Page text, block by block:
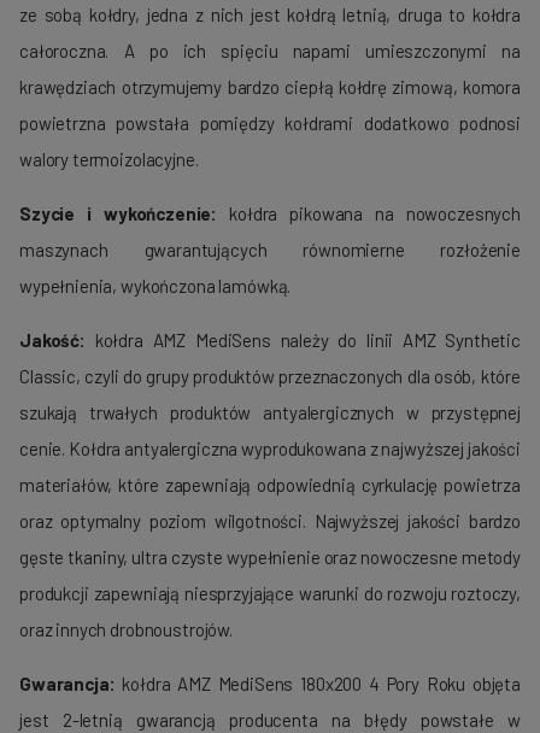
ze sobą kołdry, jedna z nich jest kołdrą letnią, druga to kołdra
całoroczna. A po ich spięciu napami umieszczonymi na
krawędziach otrzymujemy bardzo ciepłą kołdrę zimową, komora
powietrzna powstała pomiędzy kołdrami dodatkowo podnosi
walory termoizolacyjne.
Szycie i wykończenie: kołdra pikowana na nowoczesnych
maszynach gwarantujących równomierne rozłożenie
wypełnienia, wykończona lamówką.
Jakość:
kołdra AMZ MediSens należy do linii AMZ Synthetic
Classic, czyli do grupy produktów przeznaczonych dla osób, które
szukają trwałych produktów antyalergicznych w przystępnej
cenie. Kołdra antyalergiczna wyprodukowana z najwyższej jakości
materiałów, które zapewniają odpowiednią cyrkulację powietrza
oraz optymalny poziom wilgotności. Najwyższej jakości bardzo
gęste tkaniny, ultra czyste wypełnienie oraz nowoczesne metody
produkcji zapewniają niesprzyjające warunki do rozwoju roztoczy,
oraz innych drobnoustrojów.
Gwarancja: kołdra AMZ MediSens 180x200 4 Pory Roku objęta
jest 2-letnią gwarancją producenta na błędy powstałe w